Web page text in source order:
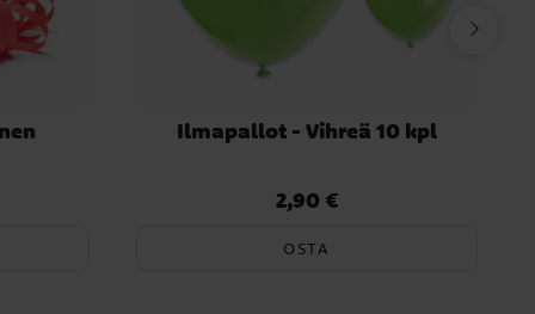
Ilmapallot - Vihreä 10 kpl
Hinta:2,90 €
2,90 €
OSTA